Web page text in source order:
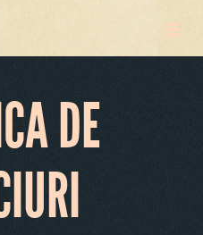
DE